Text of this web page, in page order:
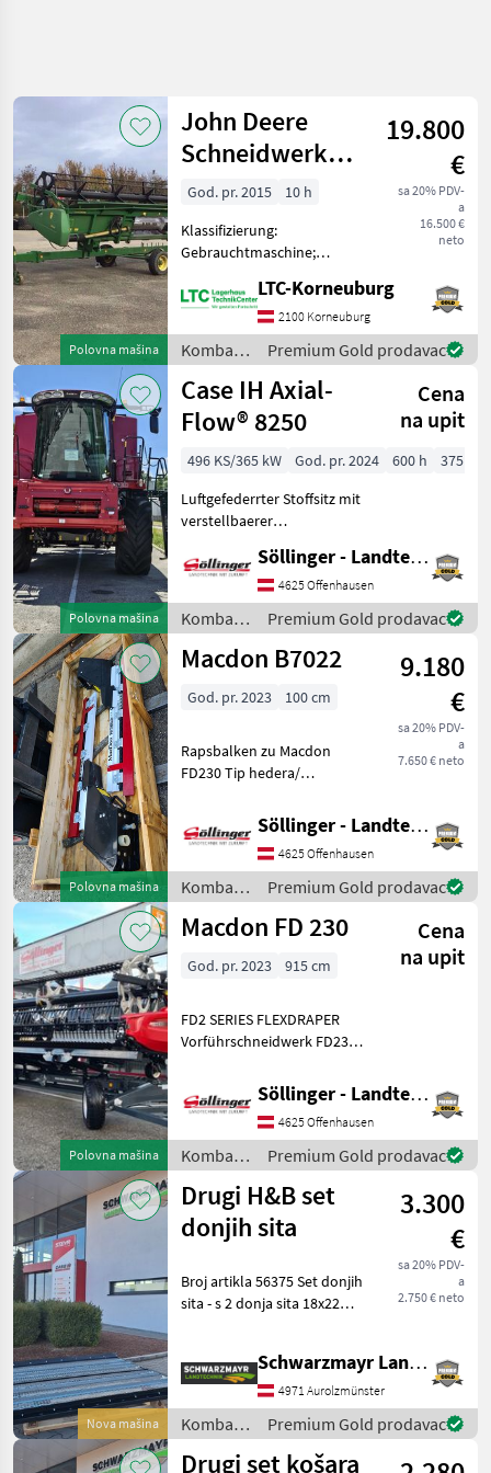
Polovna mašina
John Deere
Schneidwerk
622 R mit
Flötzinger
Schneidwerkswag
19.800
€
sa 20% PDV-
a
16.500 €
neto
God. pr. 2015
10 h
Klassifizierung:
Gebrauchtmaschine;
Nettogewicht (kg): 2350;
Schneidwerkswagen: Ja;
Seriennummer/Fahrgestellnummer:
4673; Reversiereinrichtung:
J
LTC-Korneuburg
2100 Korneuburg
Kombajni
/ John
Deere
Premium Gold prodavac
Polovna mašina
Case IH Axial-
Flow® 8250
Cena
na upit
496 KS/365 kW God. pr. 2024 600 h
375 cm
Luftgefederrter Stoffsitz mit
verstellbaerer
Längsdämpfung automat.
Anhängevorrichtung
Advanced Radio Paket
Bluetooth LED Lichtpaket
Luxu
Söllinger - Landtechnik GmbH
4625 Offenhausen
Kombajni
/ Case IH
Premium Gold prodavac
Polovna mašina
Macdon B7022
9.180
€
sa 20% PDV-
a
7.650 € neto
God. pr. 2023 100 cm
Rapsbalken zu Macdon
FD230 Tip hedera/
za žito, Fiksno, : Fiksno
Kombajni Adapteri za
Söllinger - Landtechnik GmbH
4625 Offenhausen
Kombajni
/ Macdon
Premium Gold prodavac
Polovna mašina
Macdon FD 230
Cena
na upit
God. pr. 2023 915 cm
FD2 SERIES FLEXDRAPER
Vorführschneidwerk FD230
CASE B7001CBF - Adapter
Seriennr. 465498-23 FM200
21iger Verzahnu
Söllinger - Landtechnik GmbH
4625 Offenhausen
Kombajni
/ Macdon
Premium Gold prodavac
Nova mašina
Drugi H&B set
donjih sita
3.300
€
sa 20% PDV-
a
2.750 € neto
Broj artikla 56375 Set donjih
sita - s 2 donja sita 18x22
sita - s 8 lanaca za čišćenje
za dugo ravno sito Pro
Schwarzmayr Landtechnik GmbH - Aurolzmünster
4971 Aurolzmünster
Kombajni
/
Sonstige
Premium Gold prodavac
Drugi set košara